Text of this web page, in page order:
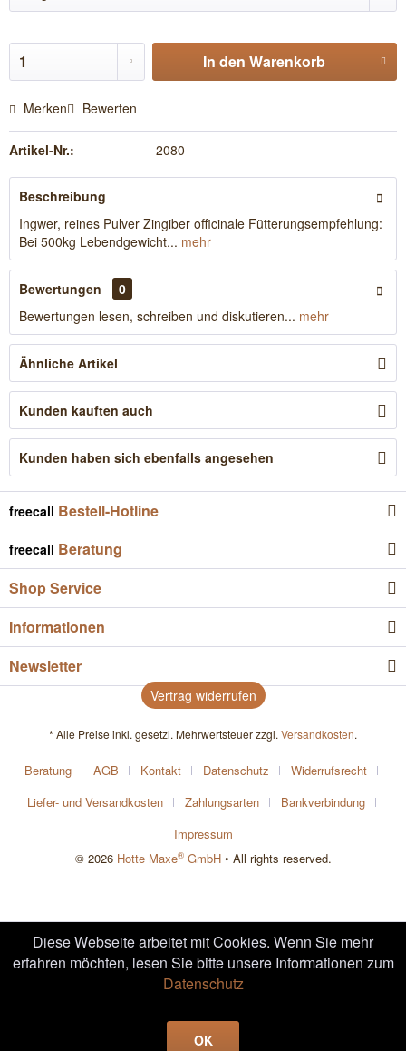
In den Warenkorb
Merken Bewerten
Artikel-Nr.: 2080
Beschreibung
Ingwer, reines Pulver Zingiber officinale Fütterungsempfehlung:
Bei 500kg Lebendgewicht... mehr
Bewertungen
0
Bewertungen lesen, schreiben und diskutieren... mehr
Ähnliche Artikel
Kunden kauften auch
Kunden haben sich ebenfalls angesehen
freecall Bestell-Hotline
freecall Beratung
Shop Service
Informationen
Newsletter
Vertrag widerrufen
* Alle Preise inkl. gesetzl. Mehrwertsteuer zzgl. Versandkosten.
Beratung AGB Kontakt Datenschutz
Widerrufsrecht
Liefer- und Versandkosten
Zahlungsarten
Bankverbindung
Impressum
© 2026 Hotte Maxe®GmbH• All rights reserved.
Diese Webseite arbeitet mit Cookies. Wenn Sie mehr
erfahren möchten, lesen Sie bitte unsere Informationen zum
Datenschutz
OK